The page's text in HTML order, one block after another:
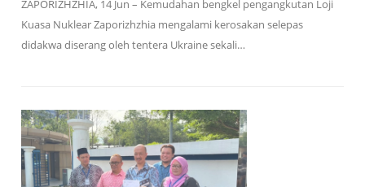
ZAPORIZHZHIA, 14 Jun – Kemudahan bengkel pengangkutan Loji
Kuasa Nuklear Zaporizhzhia mengalami kerosakan selepas
didakwa diserang oleh tentera Ukraine sekali…